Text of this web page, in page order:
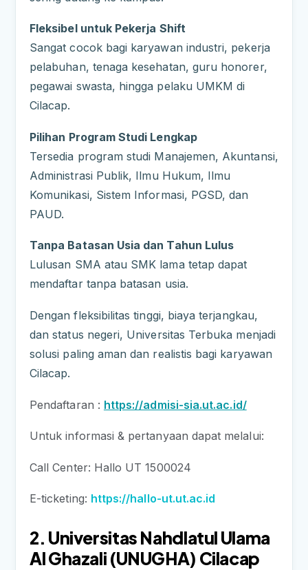
Fleksibel untuk Pekerja Shift
Sangat cocok bagi karyawan industri, pekerja
pelabuhan, tenaga kesehatan, guru honorer,
pegawai swasta, hingga pelaku UMKM di
Cilacap.
Pilihan Program Studi Lengkap
Tersedia program studi Manajemen, Akuntansi,
Administrasi Publik, Ilmu Hukum, Ilmu
Komunikasi, Sistem Informasi, PGSD, dan
PAUD.
Tanpa Batasan Usia dan Tahun Lulus
Lulusan SMA atau SMK lama tetap dapat
mendaftar tanpa batasan usia.
Dengan fleksibilitas tinggi, biaya terjangkau,
dan status negeri, Universitas Terbuka menjadi
solusi paling aman dan realistis bagi karyawan
Cilacap.
Pendaftaran : https://admisi-sia.ut.ac.id/
Untuk informasi & pertanyaan dapat melalui:
Call Center: Hallo UT 1500024
E-ticketing: https://hallo-ut.ut.ac.id
2. Universitas Nahdlatul Ulama
Al Ghazali (UNUGHA) Cilacap